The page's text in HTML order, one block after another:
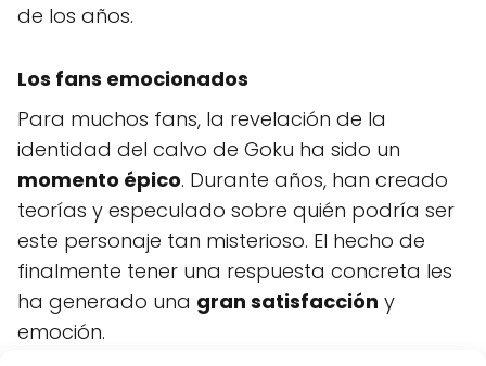
de los años.
Los fans emocionados
Para muchos fans, la revelación de la
identidad del calvo de Goku ha sido un
momento épico. Durante años, han creado
teorías y especulado sobre quién podría ser
este personaje tan misterioso. El hecho de
finalmente tener una respuesta concreta les
ha generado una gran satisfacción y
emoción.